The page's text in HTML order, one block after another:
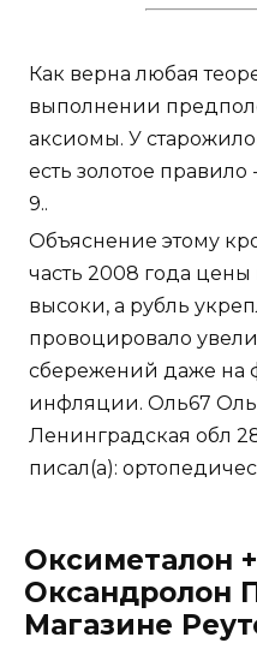
Как верна любая
выполнении
аксиомы. У
есть золотое
9..
Объяснение этому
часть 2008 года
высоки, а рубль
провоцировало
сбережений даже на
инфляции. Оль67
Ленинградская обл
писал(а):
Оксиметалон
Оксандролон
Магазине